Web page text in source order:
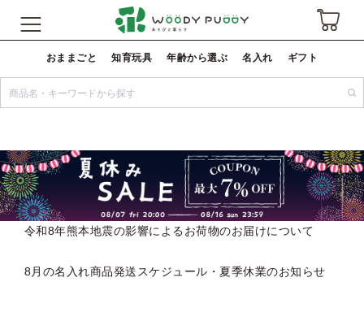
おままごと 知育玩具 年齢から選ぶ 名入れ ギフト
令和8年熊本地震の影響によるお荷物のお届けについて
8月の名入れ商品発送スケジュール・夏季休業のお知らせ